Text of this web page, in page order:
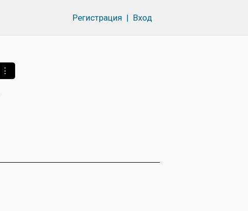
Регистрация | Вход
⋮